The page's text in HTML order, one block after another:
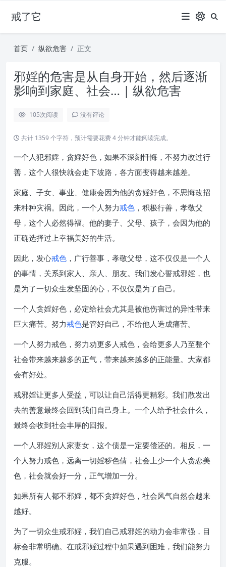
戒了它
首页 纵欲危害 正文
邪婬的危害是从自身开始，然后逐渐
影响到家庭、社会… | 纵欲危害
105次阅读 没有评论
共计 1359 个字符，预计需要花费 4 分钟才能阅读完成。
一个人犯邪婬，贪婬好色，如果不深刻忏悔，不努力改过行
善，这个人很快就会走下坡路，各方面变得越来越差。
家庭、子女、事业、健康会因为他的贪婬好色，不思悔改招
来种种灾祸。因此，一个人努力戒色 ，积极行善，孝敬父
母，这个人必然得福。他的妻子、父母、孩子，会因为他的
正确选择过上幸福美好的生活。
因此，发心戒色 ，广行善事，孝敬父母，这不仅仅是一个人
的事情，关系到家人、亲人、朋友。我们发心誓戒邪婬，也
是为了一切众生发坚固的心，不仅仅是为了自己。
一个人贪婬好色，必定给社会尤其是被他伤害过的异性带来
巨大痛苦。努力戒色是管好自己，不给他人造成痛苦。
一个人努力戒色，努力劝更多人戒色，会给更多人乃至整个
社会带来越来越多的正气，带来越来越多的正能量。大家都
会有好处。
戒邪婬让更多人受益，可以让自己活得更精彩。我们散发出
去的善意最终会回到我们自己身上。一个人给予社会什么，
最终会收到社会丰厚的回报。
一个人邪婬别人家妻女，这个债是一定要偿还的。相反，一
个人努力戒色，远离一切婬秽色倩，社会上少一个人贪恋美
色，社会就会好一分，正气增加一分。
如果所有人都不邪婬，都不贪婬好色，社会风气自然会越来
越好。
为了一切众生戒邪婬，我们自己戒邪婬的动力会非常强，目
标会非常明确。在戒邪婬过程中如果遇到困难，我们能努力
克服。